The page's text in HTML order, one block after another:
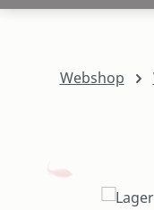
Webshop
Bildergalerie